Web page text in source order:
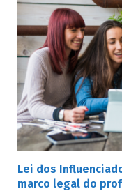
Lei dos
marco legal do